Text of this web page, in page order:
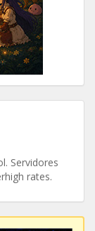
Servidores
rates.